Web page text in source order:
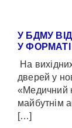
У БДМУ
У
На
дверей у
«Медичний
майбутнім
[…]